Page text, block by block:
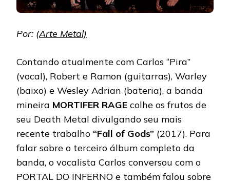
Por: (Arte Metal)
Contando atualmente com Carlos “Pira”
(vocal), Robert e Ramon (guitarras), Warley
(baixo) e Wesley Adrian (bateria), a banda
mineira MORTIFER RAGE colhe os frutos de
seu Death Metal divulgando seu mais
recente trabalho “Fall of Gods” (2017). Para
falar sobre o terceiro álbum completo da
banda, o vocalista Carlos conversou com o
PORTAL DO INFERNO e também falou sobre